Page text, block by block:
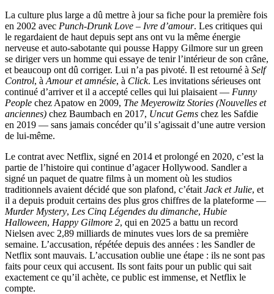
La culture plus large a dû mettre à jour sa fiche pour la première fois
en 2002 avec Punch-Drunk Love – Ivre d’amour. Les critiques qui
le regardaient de haut depuis sept ans ont vu la même énergie
nerveuse et auto-sabotante qui pousse Happy Gilmore sur un green
se diriger vers un homme qui essaye de tenir l’intérieur de son crâne,
et beaucoup ont dû corriger. Lui n’a pas pivoté. Il est retourné à Self
Control, à Amour et amnésie, à Click. Les invitations sérieuses ont
continué d’arriver et il a accepté celles qui lui plaisaient — Funny
People chez Apatow en 2009, The Meyerowitz Stories (Nouvelles et
anciennes) chez Baumbach en 2017, Uncut Gems chez les Safdie
en 2019 — sans jamais concéder qu’il s’agissait d’une autre version
de lui-même.
Le contrat avec Netflix, signé en 2014 et prolongé en 2020, c’est la
partie de l’histoire qui continue d’agacer Hollywood. Sandler a
signé un paquet de quatre films à un moment où les studios
traditionnels avaient décidé que son plafond, c’était Jack et Julie, et
il a depuis produit certains des plus gros chiffres de la plateforme —
Murder Mystery, Les Cinq Légendes du dimanche, Hubie
Halloween, Happy Gilmore 2, qui en 2025 a battu un record
Nielsen avec 2,89 milliards de minutes vues lors de sa première
semaine. L’accusation, répétée depuis des années : les Sandler de
Netflix sont mauvais. L’accusation oublie une étape : ils ne sont pas
faits pour ceux qui accusent. Ils sont faits pour un public qui sait
exactement ce qu’il achète, ce public est immense, et Netflix le
compte.